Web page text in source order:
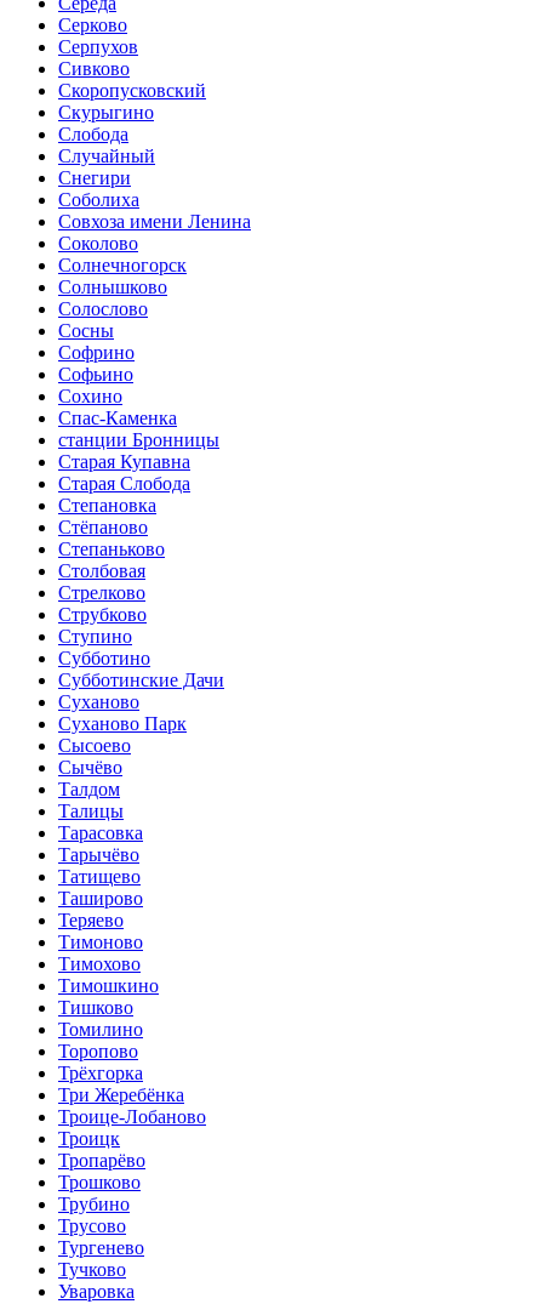
Серково
Серпухов
Сивково
Скоропусковский
Скурыгино
Слобода
Случайный
Снегири
Соболиха
Совхоза имени Ленина
Соколово
Солнечногорск
Солнышково
Солослово
Сосны
Софрино
Софьино
Сохино
Спас-Каменка
станции Бронницы
Старая Купавна
Старая Слобода
Степановка
Стёпаново
Степаньково
Столбовая
Стрелково
Струбково
Ступино
Субботино
Субботинские Дачи
Суханово
Суханово Парк
Сысоево
Сычёво
Талдом
Талицы
Тарасовка
Тарычёво
Татищево
Таширово
Теряево
Тимоново
Тимохово
Тимошкино
Тишково
Томилино
Торопово
Трёхгорка
Три Жеребёнка
Троице-Лобаново
Троицк
Тропарёво
Трошково
Трубино
Трусово
Тургенево
Тучково
Уваровка